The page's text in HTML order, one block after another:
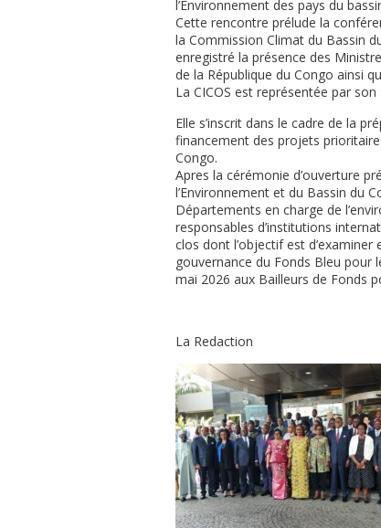
l’Environnement des pays du
Cette rencontre prélude la
la Commission Climat du Bassin
enregistré la présence des
de la République du Congo ainsi
La CICOS est représentée par
Elle s’inscrit dans le cadre de la
financement des projets
Congo.
Apres la cérémonie d’ouverture
l’Environnement et du Bassin du
Départements en charge de
responsables d’institutions
clos dont l’objectif est
gouvernance du Fonds Bleu
mai 2026 aux Bailleurs de Fonds
La Redaction